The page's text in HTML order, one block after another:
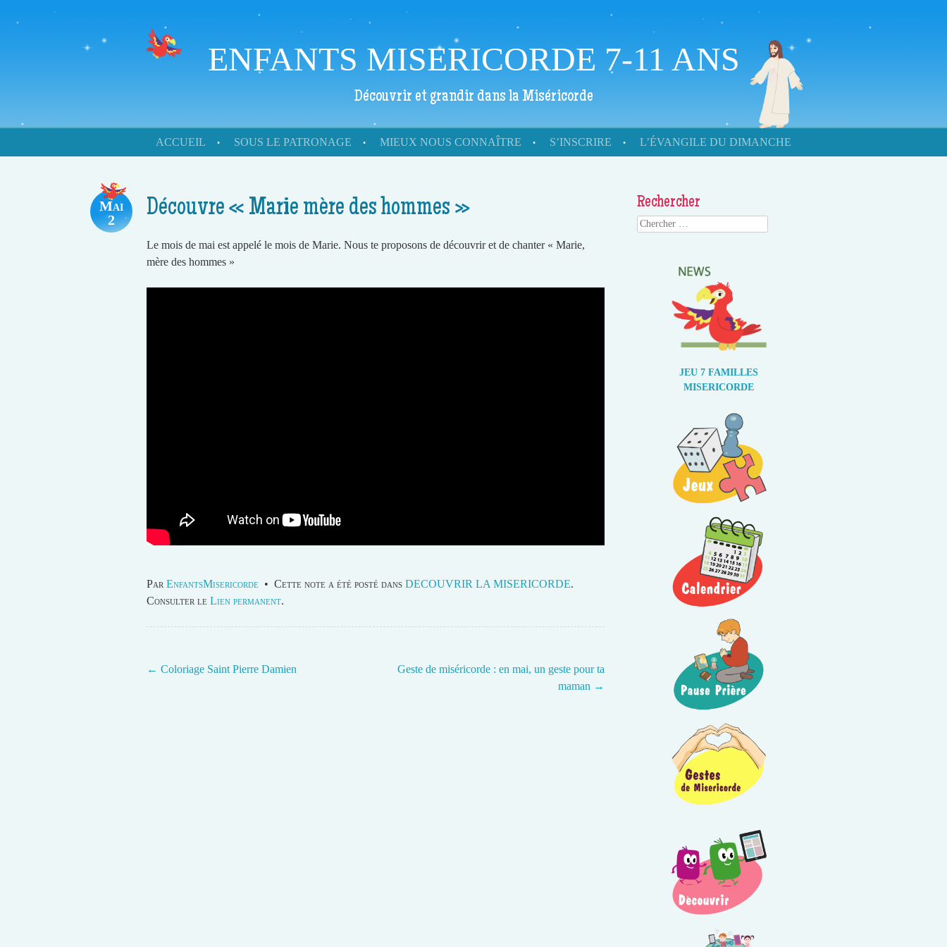
ENFANTS MISERICORDE 7-11 ANS
Découvrir et grandir dans la Miséricorde
ACCUEIL SOUS LE PATRONAGE MIEUX NOUS CONNAÎTRE S’INSCRIRE L’ÉVANGILE DU DIMANCHE
Découvre « Marie mère des hommes »
Le mois de mai est appelé le mois de Marie. Nous te proposons de découvrir et de chanter « Marie,
mère des hommes »
Mai
2
Par EnfantsMisericorde • Cette note a été posté dans DECOUVRIR LA MISERICORDE.
Consulter le Lien permanent.
← Coloriage Saint Pierre Damien
Geste de miséricorde : en mai, un geste pour ta
maman →
Rechercher
Search
JEU 7 FAMILLES
MISERICORDE